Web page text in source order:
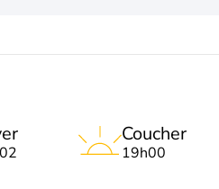
Coucher
19h00